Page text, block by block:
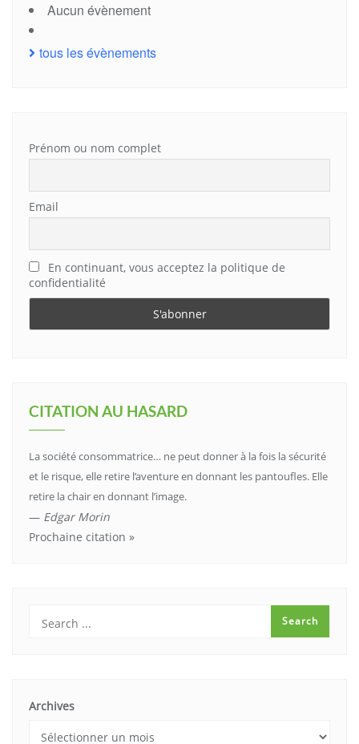
Aucun évènement
tous les évènements
Prénom ou nom complet
Email
En continuant, vous acceptez la politique de
confidentialité
CITATION AU HASARD
La société consommatrice… ne peut donner à la fois la sécurité
et le risque, elle retire l’aventure en donnant les pantoufles. Elle
retire la chair en donnant l’image.
— Edgar Morin
Prochaine citation »
Archives